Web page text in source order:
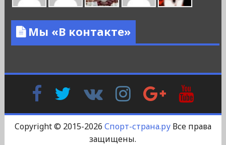
Мы «В контакте»
FacebookTwitter
Контакте
InstagramGoogle
Plus
Copyright © 2015-2026 Спорт-страна.руВсе права
защищены.